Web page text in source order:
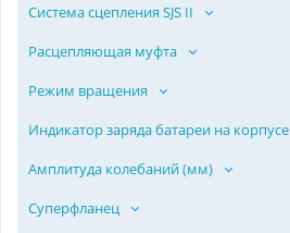
Система сцепления SJS II
Расцепляющая муфта
Режим вращения
Индикатор заряда батареи на корпусе
Амплитуда колебаний (мм)
Суперфланец